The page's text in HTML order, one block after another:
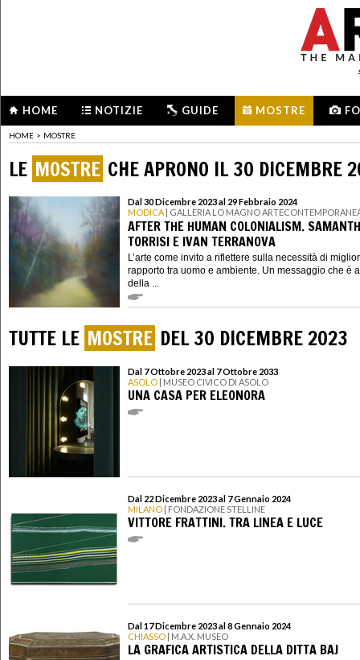
HOME NOTIZIE GUIDE MOSTRE
HOME > MOSTRE
LE MOSTRE CHE APRONO IL 30 DICEMBRE
Dal 30 Dicembre 2023 al 29 Febbraio 2024
MODICA | GALLERIA LO MAGNO
AFTER THE HUMAN COLONIALISM.
TORRISI E IVAN TERRANOVA
L’arte come invito a riflettere sulla necessità di
rapporto tra uomo e ambiente. Un messaggio che è
della ...
TUTTE LE MOSTRE DEL 30 DICEMBRE 2023
Dal 7 Ottobre 2023 al 7 Ottobre 2033
ASOLO | MUSEO CIVICO DI ASOLO
UNA CASA PER ELEONORA
Dal 22 Dicembre 2023 al 7 Gennaio 2024
MILANO | FONDAZIONE STELLINE
VITTORE FRATTINI. TRA LINEA E LUCE
Dal 17 Dicembre 2023 al 8 Gennaio 2024
CHIASSO | M.A.X. MUSEO
LA GRAFICA ARTISTICA DELLA DITTA BAJ